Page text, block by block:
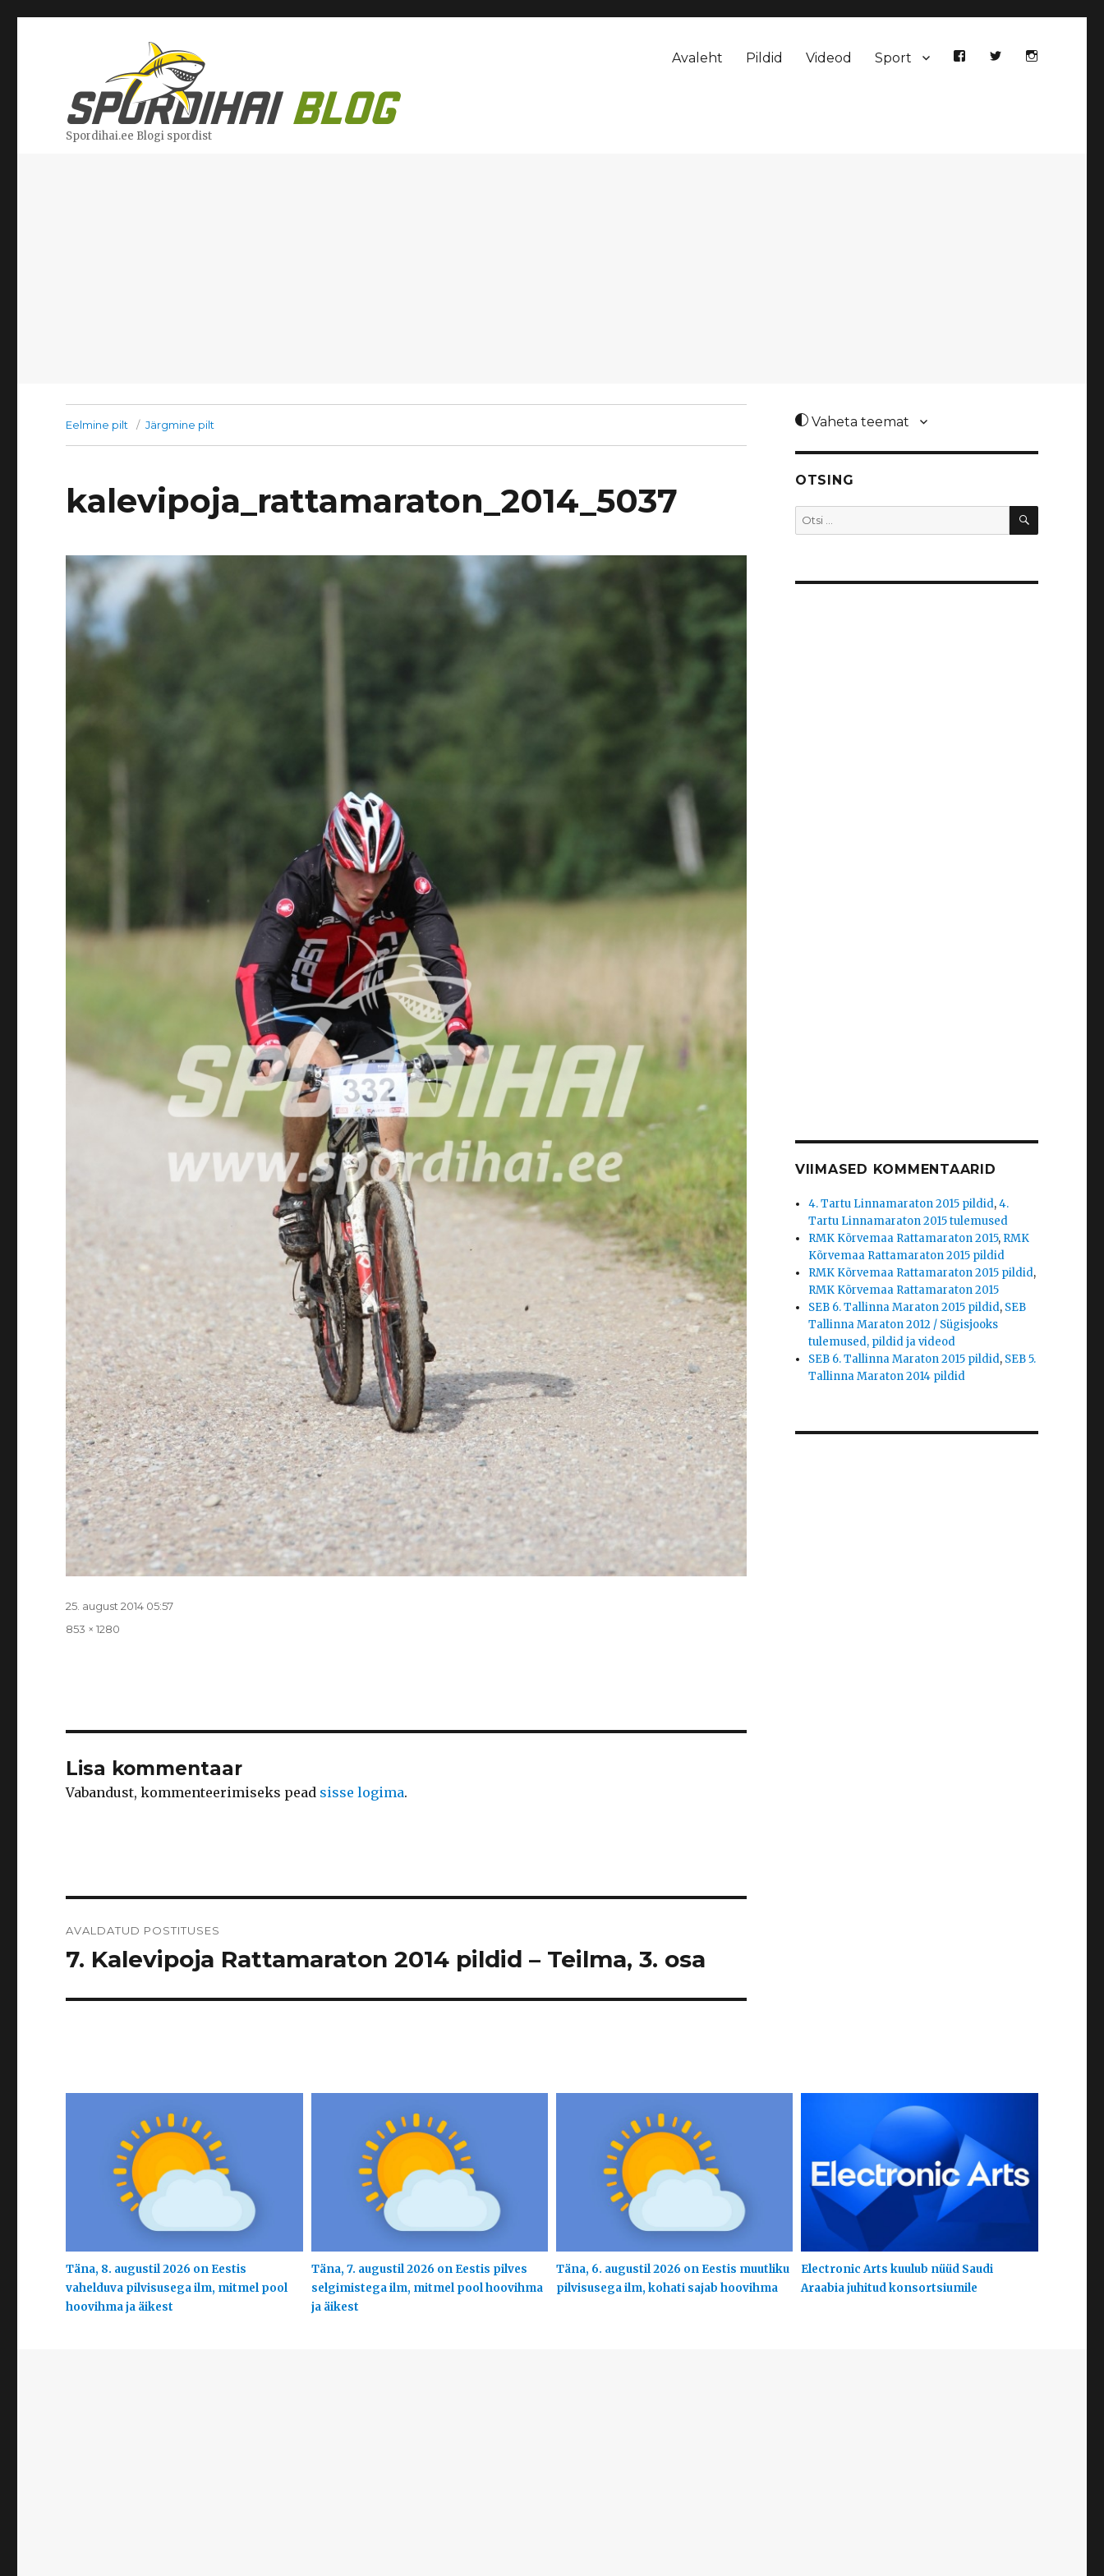
Spordihai.ee Blogi spordist
Avaleht Pildid Videod Sport
Eelmine pilt Järgmine pilt
kalevipoja_rattamaraton_2014_5037
Postitatud
25. august 2014 05:57
Täissuurus
853 × 1280
Lisa kommentaar
Vabandust, kommenteerimiseks pead sisse logima.
AVALDATUD POSTITUSES
7. Kalevipoja Rattamaraton 2014 pildid – Teilma, 3. osa
Vaheta teemat
OTSING
Otsi: OTSI
VIIMASED KOMMENTAARID
4. Tartu Linnamaraton 2015 pildid,4.
Tartu Linnamaraton 2015 tulemused
RMK Kõrvemaa Rattamaraton 2015, RMK
Kõrvemaa Rattamaraton 2015 pildid
RMK Kõrvemaa Rattamaraton 2015 pildid,
RMK Kõrvemaa Rattamaraton 2015
SEB 6. Tallinna Maraton 2015 pildid, SEB
Tallinna Maraton 2012 / Sügisjooks
tulemused, pildid ja videod
SEB 6. Tallinna Maraton 2015 pildid, SEB 5.
Tallinna Maraton 2014 pildid
Täna, 8. augustil 2026 on Eestis
vahelduva pilvisusega ilm, mitmel pool
hoovihma ja äikest
Täna, 7. augustil 2026 on Eestis pilves
selgimistega ilm, mitmel pool hoovihma
ja äikest
Täna, 6. augustil 2026 on Eestis muutliku
pilvisusega ilm, kohati sajab hoovihma
Electronic Arts kuulub nüüd Saudi
Araabia juhitud konsortsiumile